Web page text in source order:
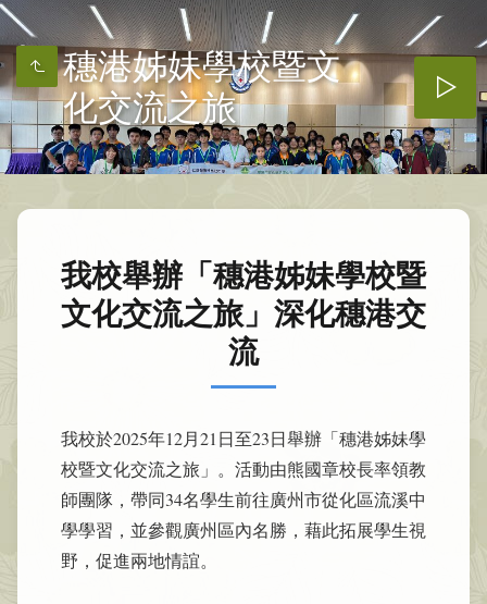
穗港姊妹學校暨文
化交流之旅
我校舉辦「穗港姊妹學校暨
文化交流之旅」深化穗港交
流
我校於2025年12月21日至23日舉辦「穗港姊妹學
校暨文化交流之旅」。活動由熊國章校長率領教
師團隊，帶同34名學生前往廣州市從化區流溪中
學學習，並參觀廣州區內名勝，藉此拓展學生視
野，促進兩地情誼。